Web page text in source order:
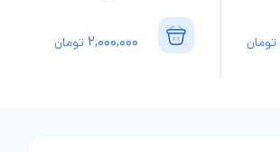
تومان 2,000,000 تومان